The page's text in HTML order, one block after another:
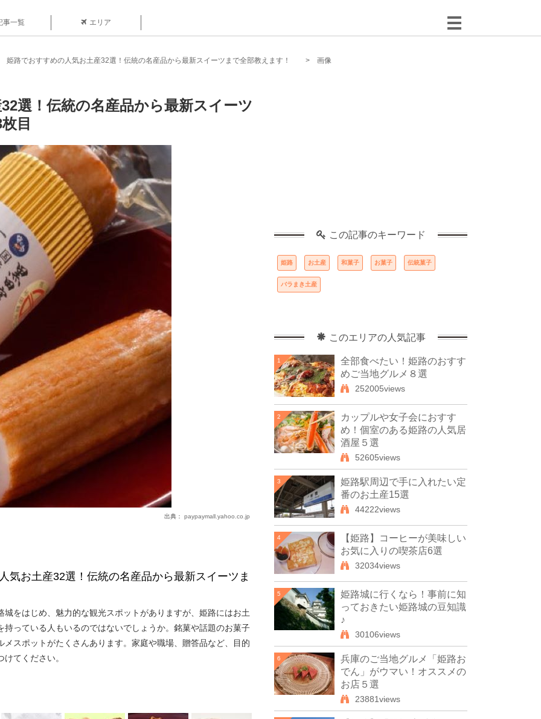
事一覧 エリア
姫路でおすすめの人気お土産32選！伝統の名産品から最新スイーツまで全部教えます！ 画像
選！伝統の名産品から最新スイーツ
目
出典： paypaymall.yahoo.co.jp
気お土産32選！伝統の名産品から最新スイーツま
城をはじめ、魅力的な観光スポットがありますが、姫路にはお土
持っている人もいるのではないでしょうか。銘菓や話題のお菓子
メスポットがたくさんあります。家庭や職場、贈答品など、目的
てください。
この記事のキーワード
姫路 お土産 和菓子 お菓子 伝統菓子
バラまき土産
このエリアの人気記事
1
全部食べたい！姫路のおすす
めご当地グルメ８選
252005views
2
カップルや女子会におすす
め！個室のある姫路の人気居
酒屋５選
52605views
3
姫路駅周辺で手に入れたい定
番のお土産15選
44222views
4
【姫路】コーヒーが美味しい
お気に入りの喫茶店6選
32034views
5
姫路城に行くなら！事前に知
っておきたい姫路城の豆知識
♪
30106views
6
兵庫のご当地グルメ「姫路お
でん」がウマい！オススメの
お店５選
23881views